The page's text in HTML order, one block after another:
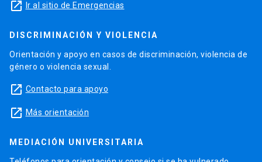
launch Ir al sitio de Emergencias
DISCRIMINACIÓN Y VIOLENCIA
Orientación y apoyo en casos de discriminación, violencia de
género o violencia sexual.
launch Contacto para apoyo
launch Más orientación
MEDIACIÓN UNIVERSITARIA